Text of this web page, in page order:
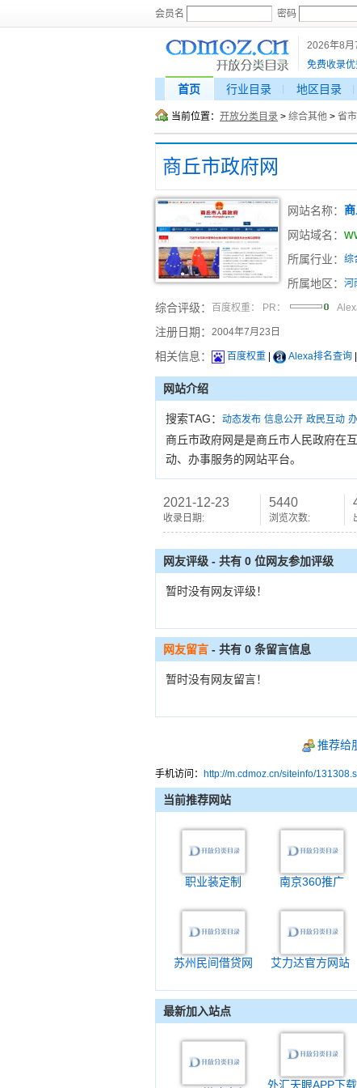
会员名 密码
2026年8月
免费收录
首页 行业目录 地区目录
当前位置： 开放分类目录 > 综合其他 > 省
商丘市政府网
网站名称：
网站域名：
所属行业： 综
所属地区： 河
综合评级： 百度权重： PR：
注册日期： 2004年7月23日
相关信息： 百度权重 Alexa排名查询
网站介绍
搜索TAG： 动态发布 信息公开 政民互动
商丘市政府网是是商丘市人民政府在
动、办事服务的网站平台。
2021-12-23
收录日期:
5440
浏览次数:
网友评级 - 共有 0 位网友参加评级
暂时没有网友评级！
网友留言 - 共有 0 条留言信息
暂时没有网友留言！
推荐给
手机访问： http://m.cdmoz.cn/siteinfo/
当前推荐网站
职业装定制 南京360推广
苏州民间借贷网 艾力达官方网站
最新加入站点
外汇天眼APP下载